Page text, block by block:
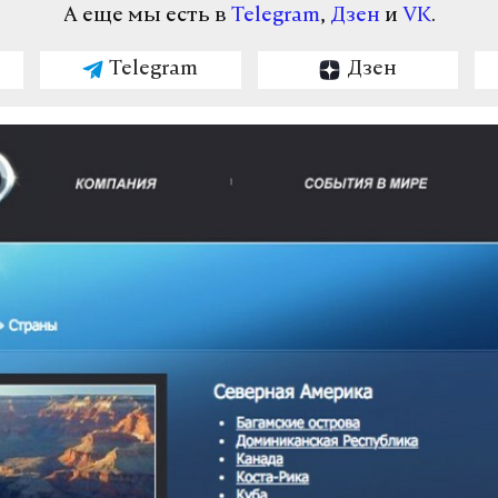
А еще мы есть в Telegram, Дзен и VK.
Telegram Дзен